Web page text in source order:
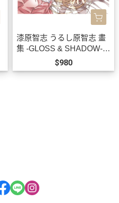
漆原智志 うるし原智志 畫
集 -GLOSS & SHADOW-
畫冊 作品集 *9/28發售!
$980